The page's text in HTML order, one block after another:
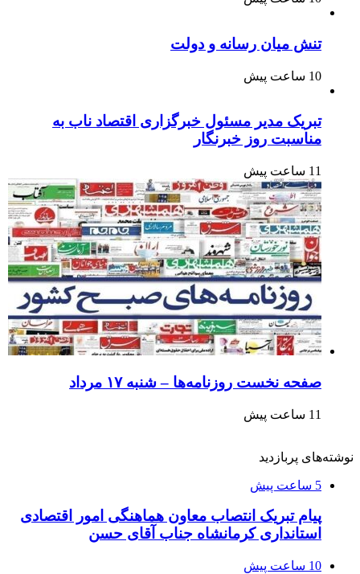
تنش میان رسانه و دولت
10 ساعت پیش
تبریک مدیر مسئول خبرگزاری اقتصاد ناب به
مناسبت روز خبرنگار
11 ساعت پیش
صفحه نخست روزنامه‌ها – شنبه ۱۷ مرداد
11 ساعت پیش
نوشته‌های پربازدید
5 ساعت پیش
پیام تبریک انتصاب معاون هماهنگی امور اقتصادی
استانداری کرمانشاه جناب آقای حسن
10 ساعت پیش